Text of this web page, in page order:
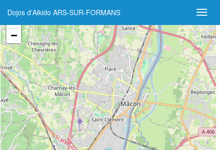
Dojos d'Aikido ARS-SUR-FORMANS
+
−